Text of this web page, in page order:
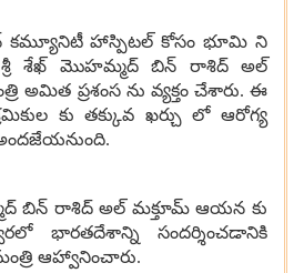
హాస్పిటల్ కోసం భూమి ని
శ్రీ శేఖ్ మొహమ్మద్ బిన్ రాశిద్ అల్
అమిత ప్రశంస ను వ్యక్తం చేశారు. ఈ
కు తక్కువ ఖర్చు లో ఆరోగ్య
బిన్ రాశిద్ అల్ మక్తూమ్ ఆయన కు
భారతదేశాన్ని సందర్శించడానికి
ఆహ్వానించారు.